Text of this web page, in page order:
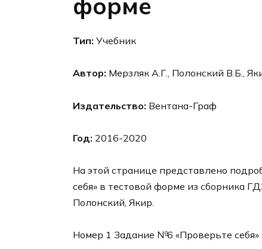
Тип: Учебник
Автор: Мерзляк А.Г., Полонский В.Б.,
Издательство: Вентана-Граф
Год: 2016-2020
На этой странице представлено
себя» в тестовой форме из сборника
Полонский, Якир.
Номер 1 Задание №6 «Проверьте себя»